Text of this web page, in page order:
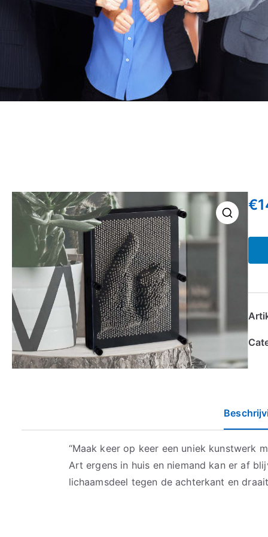
€
“Maak keer op keer een uniek kunstwerk
Art ergens in huis en niemand kan er af
lichaamsdeel tegen de achterkant en